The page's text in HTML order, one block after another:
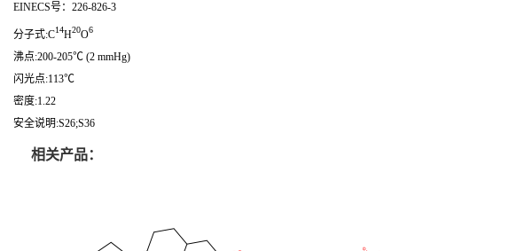
EINECS号：226-826-3
分子式:C14H20O6
沸点:200-205℃ (2 mmHg)
闪光点:113℃
密度:1.22
安全说明:S26;S36
相关产品：